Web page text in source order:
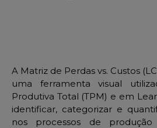
A Matriz de Perdas vs. Custos (
uma ferramenta visual
Produtiva Total (TPM) e em
identificar, categorizar e
nos processos de